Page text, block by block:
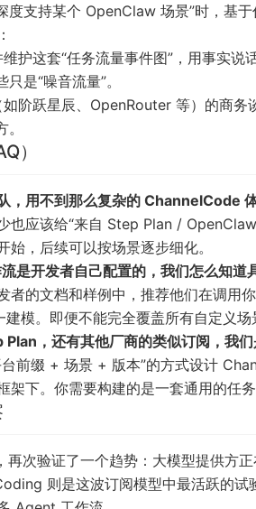
度支持某个 OpenClaw 场景”时，基
护这套“任务流量事件图”，用事实
是“噪音流量”。
阶跃星辰、OpenRouter 等）的商务
）
，用不到那么复杂的 ChannelCode
也应该给“来自 Step Plan /
始，后续可以按场景逐步细化。
是开发者自己配置的，我们怎么知道
者的文档和样例中，推荐他们在调用
模。即便不能完全覆盖所有自定义
Plan，还有其他厂商的类似订阅，我
前缀 + 场景 + 版本”的方式设计
架下。你需要构建的是一套通用的任
次验证了一个趋势：大模型提供方
则是这波订阅模型中最活跃的